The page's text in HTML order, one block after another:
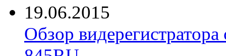
19.06.2015
Обзор